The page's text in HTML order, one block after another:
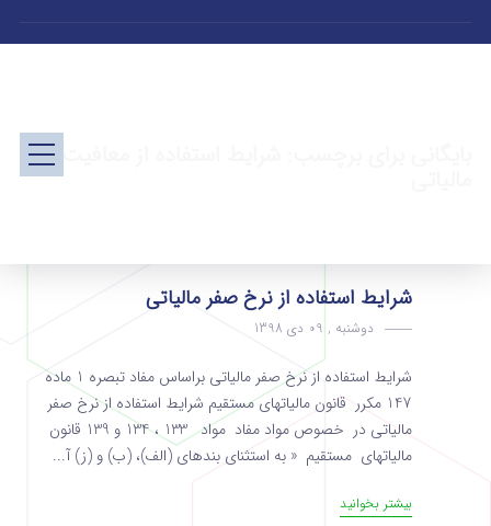
شرایط استفاده از نرخ صفر مالیاتی
دوشنبه , 09 دی 1398
شرایط استفاده از نرخ صفر مالیاتی براساس مفاد تبصره 1 ماده
147 مکرر قانون مالیاتهای مستقیم شرایط استفاده از نرخ صفر
مالیاتی در خصوص مواد مفاد مواد 133 ، 134 و 139 قانون
مالیاتهای مستقیم « به استثنای بندهای (الف)، (ب) و (ز) آ...
بیشتر بخوانید